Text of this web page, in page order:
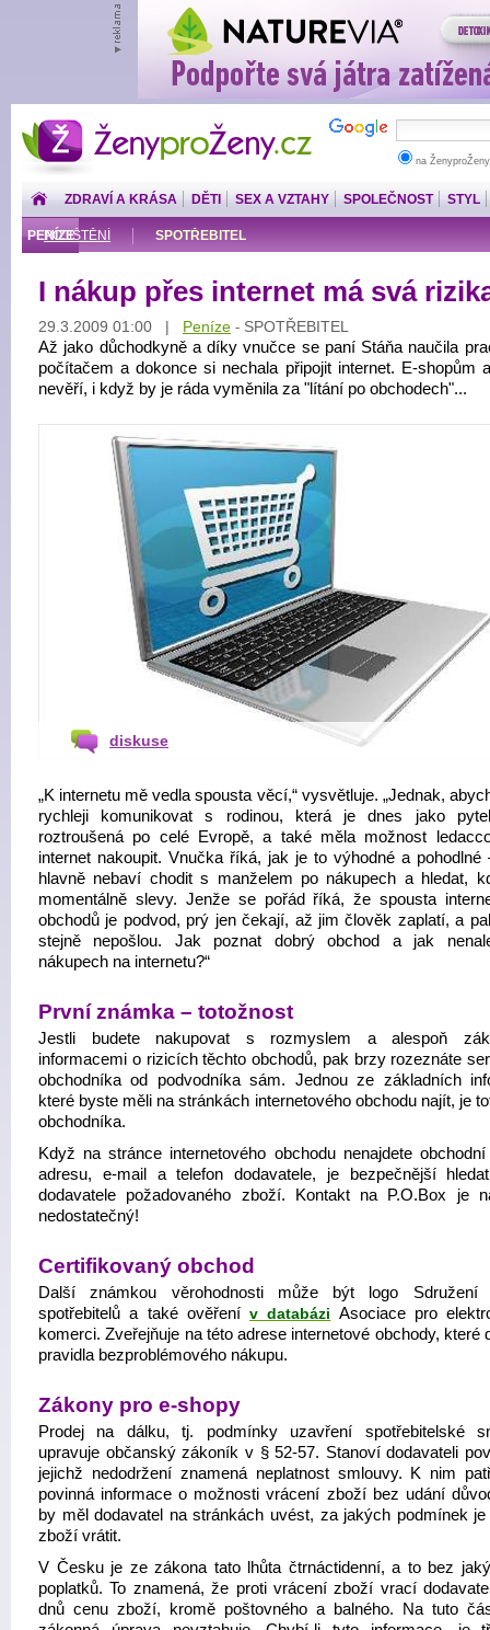
ŽenyproŽeny.cz
na
ZDRAVÍ A KRÁSA DĚTI SEX A VZTAHY SPOLEČNOST STYL
PENÍZE
POJIŠTĚNÍ SPOTŘEBITEL
I nákup přes internet má svá
29.3.2009 01:00 | Peníze - SPOTŘEBITEL
Až jako důchodkyně a díky vnučce se paní Stáňa naučila
počítačem a dokonce si nechala připojit internet. E-shopům
nevěří, i když by je ráda vyměnila za "lítání po obchodech"...
diskuse
„K internetu mě vedla spousta věcí,“ vysvětluje. „Jednak,
rychleji komunikovat s rodinou, která je dnes jako
roztroušená po celé Evropě, a také měla možnost
internet nakoupit. Vnučka říká, jak je to výhodné a pohodlné
hlavně nebaví chodit s manželem po nákupech a hledat,
momentálně slevy. Jenže se pořád říká, že spousta
obchodů je podvod, prý jen čekají, až jim člověk zaplatí, a
stejně nepošlou. Jak poznat dobrý obchod a jak
nákupech na internetu?“
První známka – totožnost
Jestli budete nakupovat s rozmyslem a alespoň
informacemi o rizicích těchto obchodů, pak brzy rozeznáte
obchodníka od podvodníka sám. Jednou ze základních
které byste měli na stránkách internetového obchodu najít, je
obchodníka.
Když na stránce internetového obchodu nenajdete
adresu, e-mail a telefon dodavatele, je bezpečnější
dodavatele požadovaného zboží. Kontakt na P.O.Box je
nedostatečný!
Certifikovaný obchod
Další známkou věrohodnosti může být logo Sdružení
spotřebitelů a také ověření v databázi Asociace pro
komerci. Zveřejňuje na této adrese internetové obchody, které
pravidla bezproblémového nákupu.
Zákony pro e-shopy
Prodej na dálku, tj. podmínky uzavření spotřebitelské
upravuje občanský zákoník v § 52-57. Stanoví dodavateli
jejichž nedodržení znamená neplatnost smlouvy. K nim
povinná informace o možnosti vrácení zboží bez udání
by měl dodavatel na stránkách uvést, za jakých podmínek
zboží vrátit.
V Česku je ze zákona tato lhůta čtrnáctidenní, a to bez
poplatků. To znamená, že proti vrácení zboží vrací
dnů cenu zboží, kromě poštovného a balného. Na tuto